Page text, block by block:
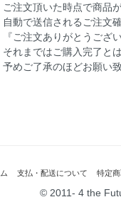
ご注文頂いた時点で商品
自動で送信されるご注文
『ご注文ありがとうござ
それまではご購入完了と
予めご了承のほどお願い致
支払・配送について 特定
© 2011- 4 the